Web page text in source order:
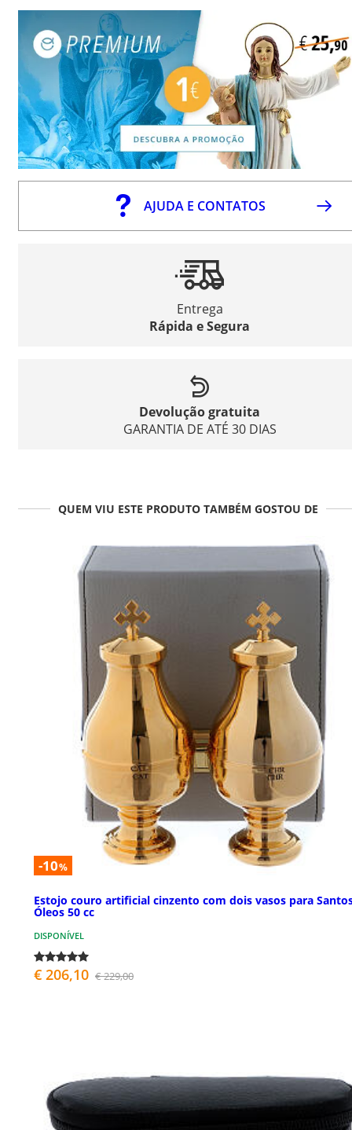
AJUDA E CONTATOS
Entrega
Rápida e Segura
Devolução gratuita
GARANTIA DE ATÉ 30 DIAS
QUEM VIU ESTE PRODUTO TAMBÉM GOSTOU DE
-10%
Estojo couro artificial cinzento com dois vasos para
Óleos 50 cc
DISPONÍVEL
€ 206,10 € 229,00